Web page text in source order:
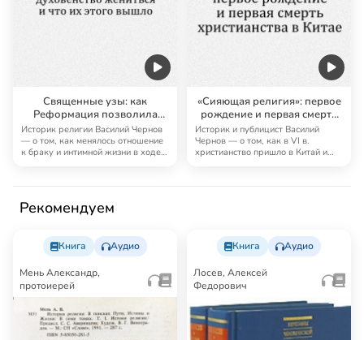
Священные узы: как
Реформация позволила
духовенству жениться и что
из этого вышло
Историк религии Василий Чернов
— о том, как менялось отношение
к браку и интимной жизни в ходе
«Сияющая религия»: первое
рождение и первая смерть
христианства в Китае
Историк и публицист Василий
Чернов — о том, как в VI в.
христианство пришло в Китай и
Рекомендуем
Книга Аудио
Мень Александр,
протоиерей
Книга Аудио
Лосев, Алексей
Федорович